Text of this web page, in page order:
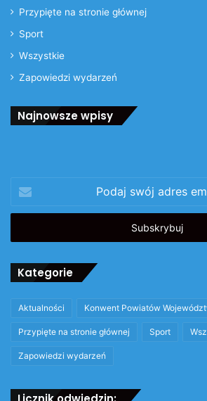
Przypięte na stronie głównej
Sport
Wszystkie
Zapowiedzi wydarzeń
Najnowsze wpisy
swój
adres
Kategorie
Aktualności Konwent Powiatów
Przypięte na stronie głównej Sport
Zapowiedzi wydarzeń